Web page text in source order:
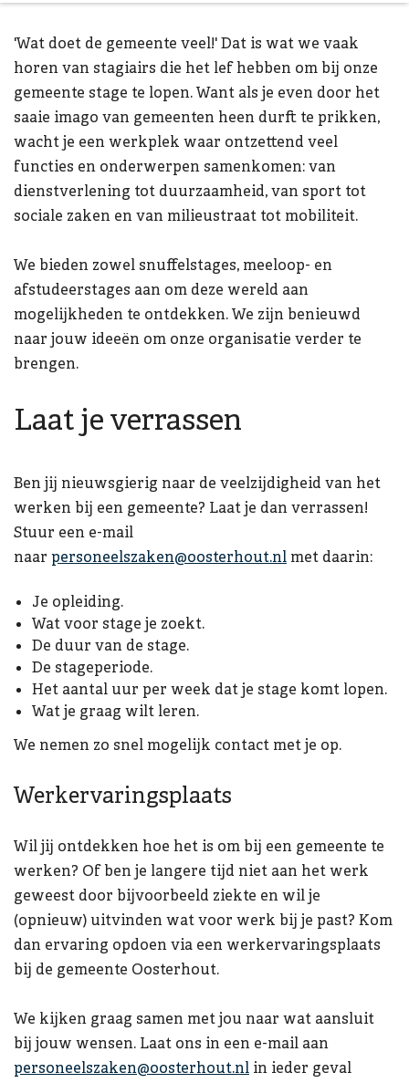
'Wat doet de gemeente veel!' Dat is wat we vaak
horen van stagiairs die het lef hebben om bij onze
gemeente stage te lopen. Want als je even door het
saaie imago van gemeenten heen durft te prikken,
wacht je een werkplek waar ontzettend veel
functies en onderwerpen samenkomen: van
dienstverlening tot duurzaamheid, van sport tot
sociale zaken en van milieustraat tot mobiliteit.
We bieden zowel snuffelstages, meeloop- en
afstudeerstages aan om deze wereld aan
mogelijkheden te ontdekken. We zijn benieuwd
naar jouw ideeën om onze organisatie verder te
brengen.
Laat je verrassen
Ben jij nieuwsgierig naar de veelzijdigheid van het
werken bij een gemeente? Laat je dan verrassen!
Stuur een e-mail
naar personeelszaken@oosterhout.nl met daarin:
Je opleiding.
Wat voor stage je zoekt.
De duur van de stage.
De stageperiode.
Het aantal uur per week dat je stage komt lopen.
Wat je graag wilt leren.
We nemen zo snel mogelijk contact met je op.
Werkervaringsplaats
Wil jij ontdekken hoe het is om bij een gemeente te
werken? Of ben je langere tijd niet aan het werk
geweest door bijvoorbeeld ziekte en wil je
(opnieuw) uitvinden wat voor werk bij je past? Kom
dan ervaring opdoen via een werkervaringsplaats
bij de gemeente Oosterhout.
We kijken graag samen met jou naar wat aansluit
bij jouw wensen. Laat ons in een e-mail aan
personeelszaken@oosterhout.nl in ieder geval